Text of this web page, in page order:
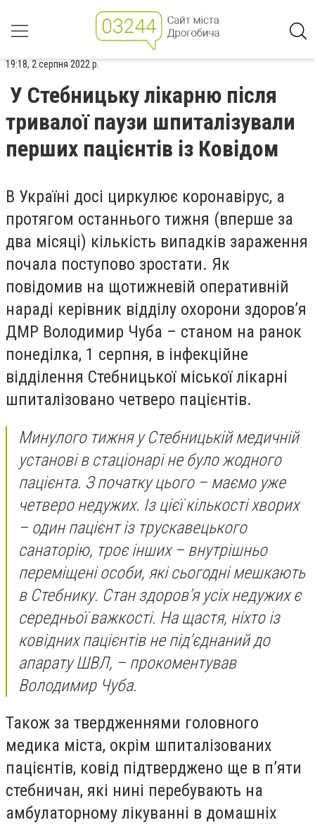
19:18, 2 серпня 2022 р.
У Стебницьку лікарню після
тривалої паузи шпиталізували
перших пацієнтів із Ковідом
В Україні досі циркулює коронавірус, а
протягом останнього тижня (вперше за
два місяці) кількість випадків зараження
почала поступово зростати. Як
повідомив на щотижневій оперативній
нараді керівник відділу охорони здоров’я
ДМР Володимир Чуба – станом на ранок
понеділка, 1 серпня, в інфекційне
відділення Стебницької міської лікарні
шпиталізовано четверо пацієнтів.
Минулого тижня у Стебницькій медичній
установі в стаціонарі не було жодного
пацієнта. З початку цього – маємо уже
четверо недужих. Із цієї кількості хворих
– один пацієнт із трускавецького
санаторію, троє інших – внутрішньо
переміщені особи, які сьогодні мешкають
в Стебнику. Стан здоров’я усіх недужих є
середньої важкості. На щастя, ніхто із
ковідних пацієнтів не під’єднаний до
апарату ШВЛ, – прокоментував
Володимир Чуба.
Також за твердженнями головного
медика міста, окрім шпиталізованих
пацієнтів, ковід підтверджено ще в п’яти
стебничан, які нині перебувають на
амбулаторному лікуванні в домашніх